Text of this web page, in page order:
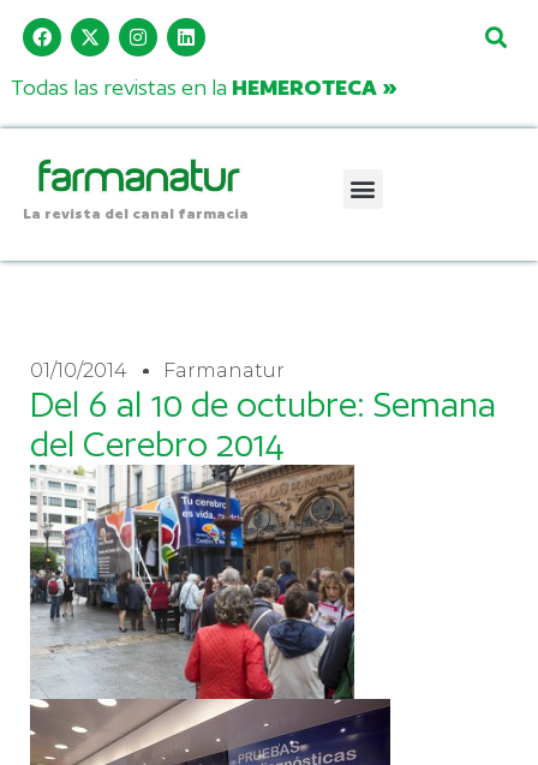
Todas las revistas en la HEMEROTECA »
La revista del canal farmacia
01/10/2014 Farmanatur
Del 6 al 10 de octubre: Semana
del Cerebro 2014